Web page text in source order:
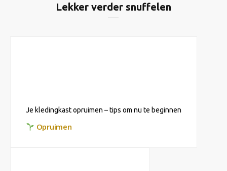
Lekker verder snuffelen
Je kledingkast opruimen – tips om nu te beginnen
Opruimen